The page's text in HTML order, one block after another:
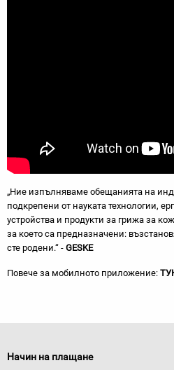
„Ние изпълняваме обещанията на
подкрепени от науката технологии,
устройства и продукти за грижа за
за което са предназначени:
сте родени.“ - GESKE
Повече за мобилното приложение:
Начин на плащане